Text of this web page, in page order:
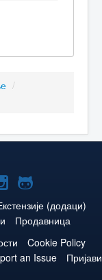
/
Joomla!
нa
Instagram
Joomla!
нa
GitHub
(додаци)
Продавница
Cookie Policy
an Issue
Пријави